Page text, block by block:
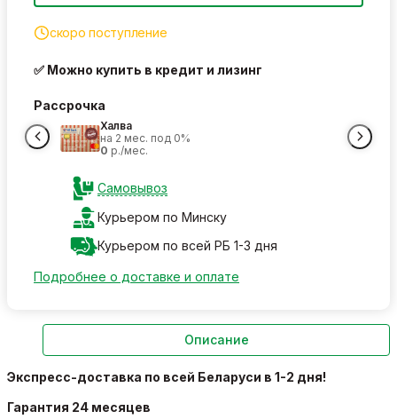
скоро поступление
✅ Можно купить в кредит и лизинг
Рассрочка
Халва
на 2 мес. под 0%
0 р./мес.
Самовывоз
Курьером по Минску
Курьером по всей РБ 1-3 дня
Подробнее о доставке и оплате
Описание
Экспресс-доставка по всей Беларуси в 1-2 дня!
Гарантия 24 месяцев